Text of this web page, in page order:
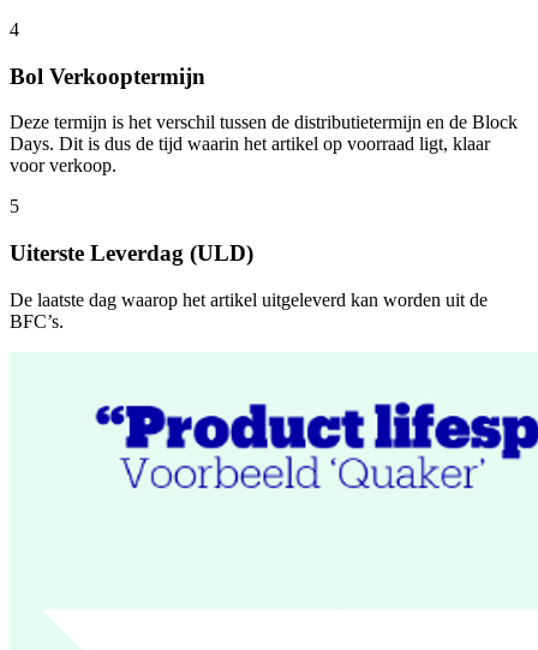
4
Bol Verkooptermijn
Deze termijn is het verschil tussen de distributietermijn en de Block
Days. Dit is dus de tijd waarin het artikel op voorraad ligt, klaar
voor verkoop.
5
Uiterste Leverdag (ULD)
De laatste dag waarop het artikel uitgeleverd kan worden uit de
BFC’s.